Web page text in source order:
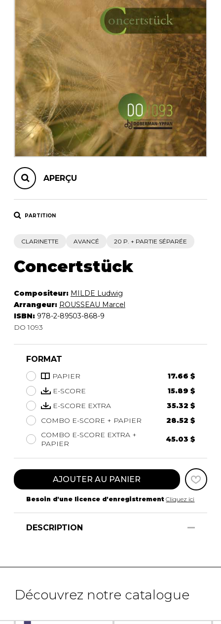
AUTRES PRODUITS
APERÇU
PARTITION
CLARINETTE AVANCÉ 20 P. + PARTIE SÉPARÉE
Concertstück
Compositeur: MILDE Ludwig
Arrangeur: ROUSSEAU Marcel
ISBN: 978-2-89503-868-9
DO 1093
FORMAT
PAPIER
17.66 $
E-SCORE
15.89 $
E-SCORE EXTRA
35.32 $
COMBO E-SCORE + PAPIER
28.52 $
COMBO E-SCORE EXTRA +
PAPIER
45.03 $
AJOUTER AU PANIER
Besoin d'une licence d'enregistrement Cliquez ici
DESCRIPTION
Découvrez notre catalogue